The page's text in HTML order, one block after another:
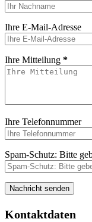
Ihre E-Mail-Adresse
Ihre Mitteilung *
Ihre Telefonnummer
Spam-Schutz: Bitte
Nachricht senden
Kontaktdaten